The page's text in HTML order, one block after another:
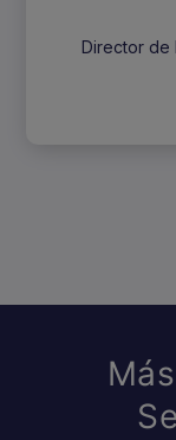
Director de
Más